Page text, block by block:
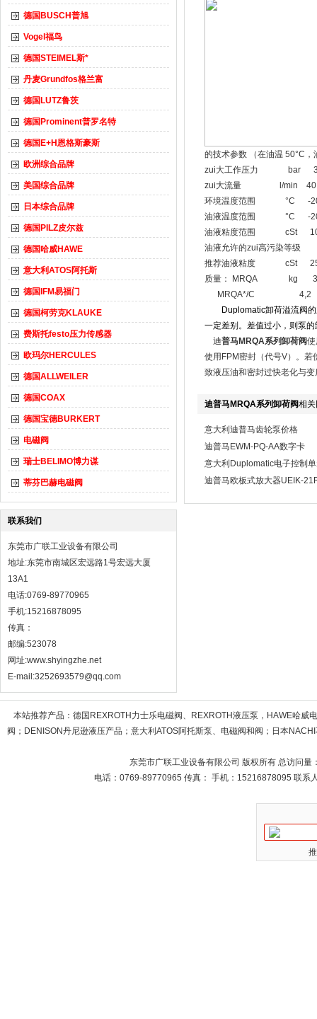
德国BUSCH普旭
Vogel福鸟
德国STEIMEL斯*
丹麦Grundfos格兰富
德国LUTZ鲁茨
德国Prominent普罗名特
德国E+H恩格斯豪斯
欧洲综合品牌
美国综合品牌
日本综合品牌
德国PILZ皮尔兹
德国哈威HAWE
意大利ATOS阿托斯
德国IFM易福门
德国柯劳克KLAUKE
费斯托festo压力传感器
欧玛尔HERCULES
德国ALLWEILER
德国COAX
德国宝德BURKERT
电磁阀
瑞士BELIMO博力谋
蒂芬巴赫电磁阀
联系我们
东莞市广联工业设备有限公司
地址:东莞市南城区宏远路1号宏远大厦
13A1
电话:0769-89770965
手机:15216878095
传真：
邮编:523078
网址:www.shyingzhe.net
E-mail:3252693579@qq.com
的技术参数 （在油温 50°C
zui大工作压力 bar
zui大流量 l/min 40
环境温度范围 °C -20
油液温度范围 °C -20
油液粘度范围 cSt 10
油液允许的zui高污染等级
推荐油液粘度 cSt
质量： MRQA kg
MRQA*/C 4,2
Duplomatic卸荷溢流阀的
一定差别。差值过小，则泵
迪普马MRQA系列卸荷阀
使用FPM密封（代号V）。若
致液压油和密封过快老化与
迪普马MRQA系列卸荷阀相
意大利迪普马齿轮泵价格
迪普马EWM-PQ-AA数字卡
意大利Duplomatic电子控制
迪普马欧板式放大器UEIK-
本站推荐产品： 德国REXROTH力士乐电磁阀、REXROTH液压泵，HAWE哈威
阀；DENISON丹尼逊液压产品；意大利ATOS阿托斯泵、电磁阀和阀；日本
东莞市广联工业设备有限公司 版权所有 总访问量
电话：0769-89770965 传真： 手机：15216878095 联系